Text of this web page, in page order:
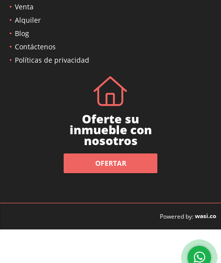
Venta
Alquiler
Blog
Contáctenos
Políticas de privacidad
Oferte su
inmueble con
nosotros
OFERTAR
Powered by:wasi.co